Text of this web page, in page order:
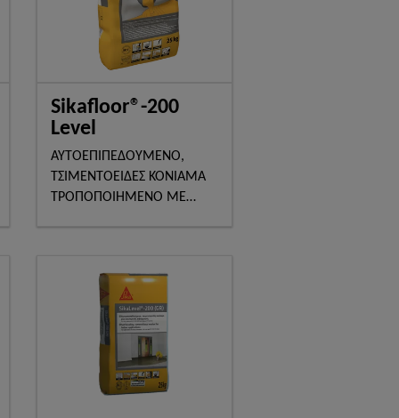
Sikafloor®-200
Level
ΑΥΤΟΕΠΙΠΕΔΟΥΜΕΝΟ,
ΤΣΙΜΕΝΤΟΕΙΔΕΣ ΚΟΝΙΑΜΑ
ΤΡΟΠΟΠΟΙΗΜΕΝΟ ΜΕ